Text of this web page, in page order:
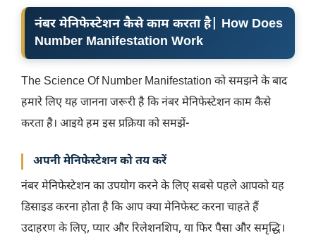
नंबर मेनिफेस्टेशन कैसे काम करता है| How Does
Number Manifestation Work
The Science Of Number Manifestation को समझने के बाद
हमारे लिए यह जानना जरूरी है कि नंबर मेनिफेस्टेशन काम कैसे
करता है। आइये हम इस प्रक्रिया को समझें-
अपनी मेनिफेस्टेशन को तय करें
नंबर मेनिफेस्टेशन का उपयोग करने के लिए सबसे पहले आपको यह
डिसाइड करना होता है कि आप क्या मेनिफेस्ट करना चाहते हैं
उदाहरण के लिए, प्यार और रिलेशनशिप, या फिर पैसा और समृद्धि।